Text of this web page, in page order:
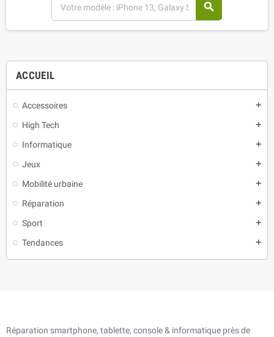
ACCUEIL
Accessoires add
High Tech add
Informatique add
Jeux add
Mobilité urbaine add
Réparation add
Sport add
Tendances add
search
Réparation smartphone, tablette, console & informatique près de